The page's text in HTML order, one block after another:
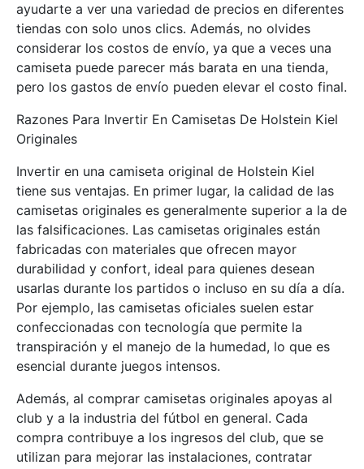
ayudarte a ver una variedad de precios en diferentes
tiendas con solo unos clics. Además, no olvides
considerar los costos de envío, ya que a veces una
camiseta puede parecer más barata en una tienda,
pero los gastos de envío pueden elevar el costo final.
Razones Para Invertir En Camisetas De Holstein Kiel
Originales
Invertir en una camiseta original de Holstein Kiel
tiene sus ventajas. En primer lugar, la calidad de las
camisetas originales es generalmente superior a la de
las falsificaciones. Las camisetas originales están
fabricadas con materiales que ofrecen mayor
durabilidad y confort, ideal para quienes desean
usarlas durante los partidos o incluso en su día a día.
Por ejemplo, las camisetas oficiales suelen estar
confeccionadas con tecnología que permite la
transpiración y el manejo de la humedad, lo que es
esencial durante juegos intensos.
Además, al comprar camisetas originales apoyas al
club y a la industria del fútbol en general. Cada
compra contribuye a los ingresos del club, que se
utilizan para mejorar las instalaciones, contratar